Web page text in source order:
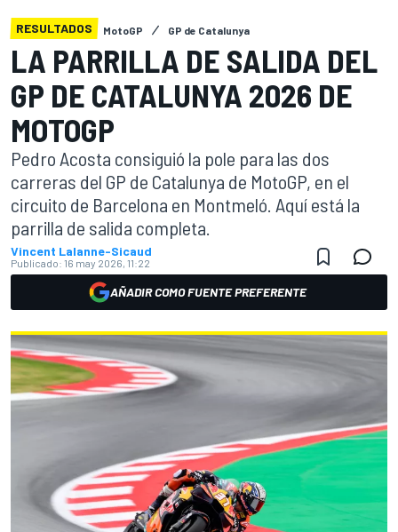
RESULTADOS MotoGP GP de Catalunya
LA PARRILLA DE SALIDA DEL
GP DE CATALUNYA 2026 DE
MOTOGP
Pedro Acosta consiguió la pole para las dos
carreras del GP de Catalunya de MotoGP, en el
circuito de Barcelona en Montmeló. Aquí está la
parrilla de salida completa.
Vincent Lalanne-Sicaud
Publicado: 16 may 2026, 11:22
AÑADIR COMO FUENTE PREFERENTE